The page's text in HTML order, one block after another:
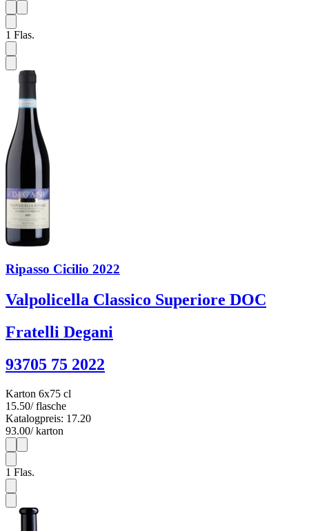
1
1 Flas.
Ripasso Cicilio 2022
Valpolicella Classico Superiore DOC
Fratelli Degani
93705 75 2022
Karton 6x75 cl
15.50/ flasche
Katalogpreis: 17.20
93.00/ karton
1
1 Flas.